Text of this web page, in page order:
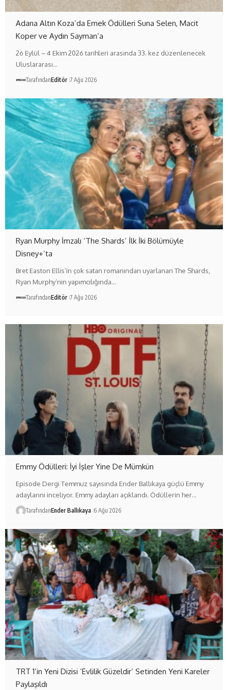
Adana Altın Koza’da Emek Ödülleri Suna Selen, Macit
Koper ve Aydın Sayman’a
26 Eylül – 4 Ekim 2026 tarihleri arasında 33. kez düzenlenecek
Uluslararası…
TarafındanEditör 7 Ağu 2026
Ryan Murphy İmzalı ‘The Shards’ İlk İki Bölümüyle
Disney+’ta
Bret Easton Ellis’in çok satan romanından uyarlanan The Shards,
Ryan Murphy’nin yapımcılığında…
TarafındanEditör 7 Ağu 2026
Emmy Ödülleri: İyi İşler Yine De Mümkün
Episode Dergi Temmuz sayısında Ender Ballıkaya güçlü Emmy
adaylarını inceliyor. Emmy adayları açıklandı. Ödüllerin her…
TarafındanEnder Ballıkaya 6 Ağu 2026
TRT 1’in Yeni Dizisi ‘Evlilik Güzeldir’ Setinden Yeni Kareler
Paylaşıldı